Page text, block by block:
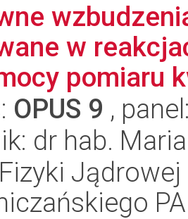
w
pomiaru
OPUS 9 ,
dr hab.